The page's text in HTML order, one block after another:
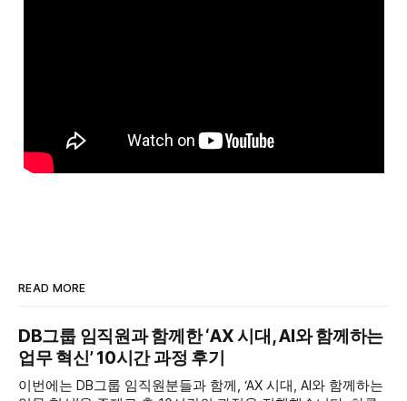
READ MORE
DB그룹 임직원과 함께한 ‘AX 시대, AI와 함께하는
업무 혁신’ 10시간 과정 후기
이번에는 DB그룹 임직원분들과 함께, ‘AX 시대, AI와 함께하는